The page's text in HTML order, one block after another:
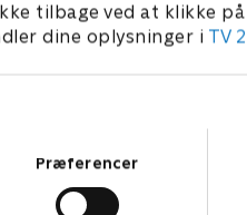
tilbage ved at klikke på
dine oplysninger i TV
Præferencer